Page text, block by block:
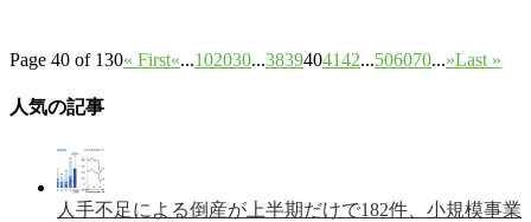
Page 40 of 130« First«...102030...3839404142...506070...»Last »
人気の記事
人手不足による倒産が上半期だけで182件、小規模事業